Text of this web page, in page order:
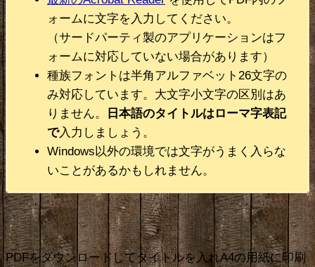
ォームに文字を入力してください。
（サードパーティ製のアプリケーションはフ
ォームに対応していない場合があります）
種族フォントは半角アルファベット26文字の
み対応しています。大文字小文字の区別はあ
りません。
日本語のタイトルはローマ字表記
で入力しましょう。
Windows以外の環境では文字がうまく入らな
いことがあるかもしれません。
PDFをダウンロードしてタイトルを入れA4の用紙に印刷